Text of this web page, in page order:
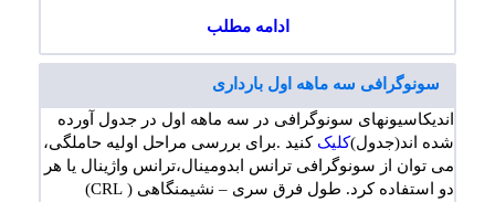
ادامه مطلب
سونوگرافی سه ماهه اول بارداری
اندیکاسیونهای سونوگرافی در سه ماهه اول در جدول آورده
شده اند(جدول)کلیک کنید .برای بررسی مراحل اولیه حاملگی،
می توان از سونوگرافی ترانس ابدومینال،ترانس واژینال یا هر
دو استفاده کرد. طول فرق سری – نشیمنگاهی ( CRL)